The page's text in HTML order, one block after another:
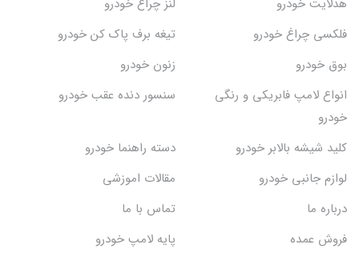
هدلایت خودرو
لنز چراغ خودرو
فلکسی چراغ خودرو
تیغه برف پاک کن خودرو
بوق خودرو
زنون خودرو
انواع لامپ فابریکی و رنگی
خودرو
سنسور دنده عقب خودرو
کلید شیشه بالابر خودرو
دسته راهنما خودرو
لوازم جانبی خودرو
مقالات اموزشی
درباره ما
تماس با ما
فروش عمده
پایه لامپ خودرو